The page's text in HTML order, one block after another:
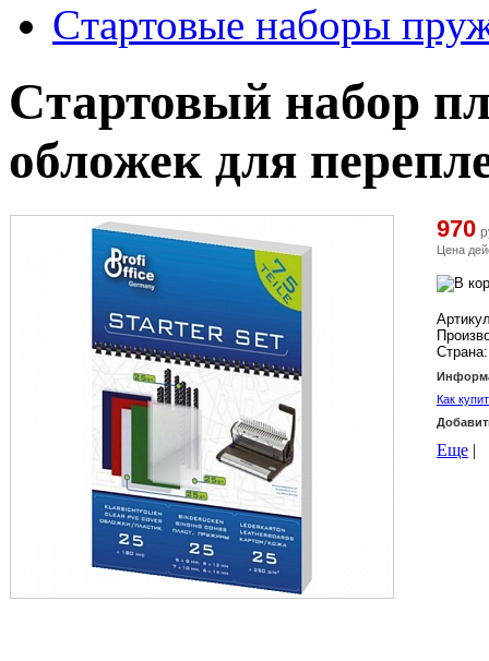
Cтартовые наборы
Cтартовый набор
обложек для
970
Цена
Страна:
Как
Еще |